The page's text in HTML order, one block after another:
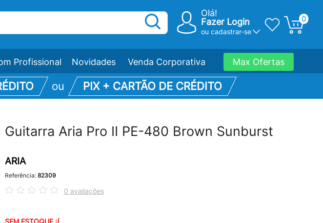
Olá!
Fazer Login
ou cadastrar-se
0
Profissional Novidades Venda Corporativa Max Ofertas
ou PIX + CARTÃO DE CRÉDITO
Guitarra Aria Pro II PE-480 Brown Sunburst
ARIA
Referência: 82309
0 avaliações
SEM ESTOQUE :(